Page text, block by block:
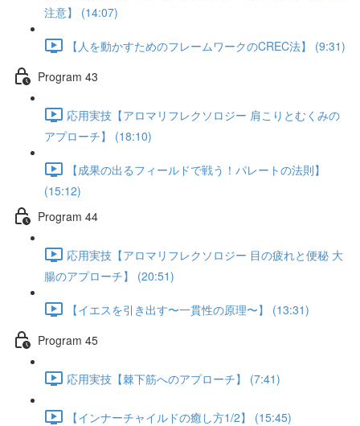
注意】 (14:07)
【人を動かすためのフレームワークのCREC法】 (9:31)
Program 43
応用実技【アロマリフレクソロジー 肩こりとむくみの
アプローチ】 (18:10)
【成果の出るフィールドで戦う！パレートの法則】
(15:12)
Program 44
応用実技【アロマリフレクソロジー 目の疲れと便秘 大
腸のアプローチ】 (20:51)
【イエスを引き出す〜一貫性の原理〜】 (13:31)
Program 45
応用実技【棘下筋へのアプローチ】 (7:41)
【インナーチャイルドの癒し方1/2】 (15:45)